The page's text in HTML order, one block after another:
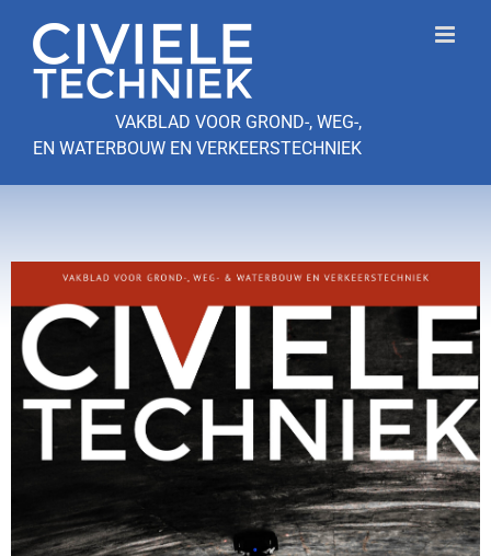
naar
inhoud
VAKBLAD VOOR GROND-, WEG-,
EN WATERBOUW EN VERKEERSTECHNIEK